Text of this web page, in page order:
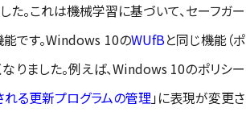
。これは機械学習に基づいて、セーフガー
です。Windows 10のWUfBと同じ機能（ポ
りました。例えば、Windows 10のポリシー
る更新プログラムの管理」に表現が変更さ